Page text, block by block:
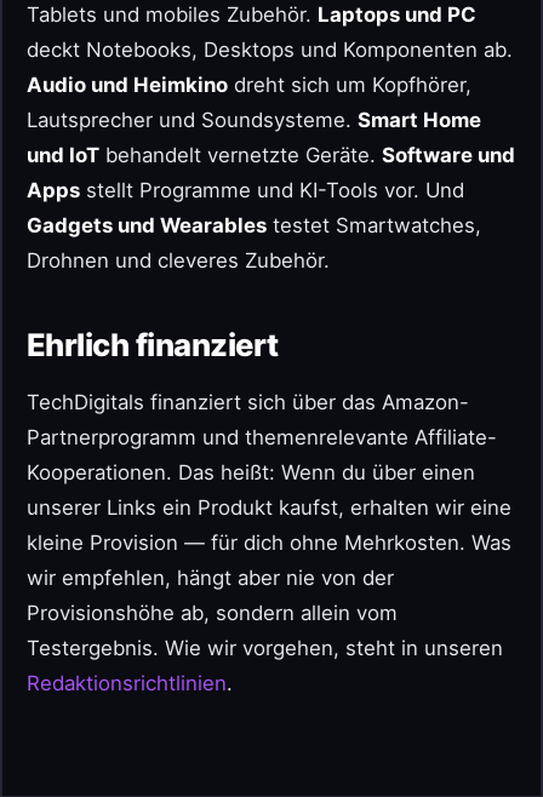
Tablets und mobiles Zubehör. Laptops und PC
deckt Notebooks, Desktops und Komponenten ab.
Audio und Heimkino dreht sich um Kopfhörer,
Lautsprecher und Soundsysteme. Smart Home
und IoT behandelt vernetzte Geräte. Software und
Apps stellt Programme und KI-Tools vor. Und
Gadgets und Wearables testet Smartwatches,
Drohnen und cleveres Zubehör.
Ehrlich finanziert
TechDigitals finanziert sich über das Amazon-
Partnerprogramm und themenrelevante Affiliate-
Kooperationen. Das heißt: Wenn du über einen
unserer Links ein Produkt kaufst, erhalten wir eine
kleine Provision — für dich ohne Mehrkosten. Was
wir empfehlen, hängt aber nie von der
Provisionshöhe ab, sondern allein vom
Testergebnis. Wie wir vorgehen, steht in unseren
Redaktionsrichtlinien.